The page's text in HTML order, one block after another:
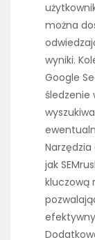
można
wyniki.
Google
śledzenie
jak
kluczową